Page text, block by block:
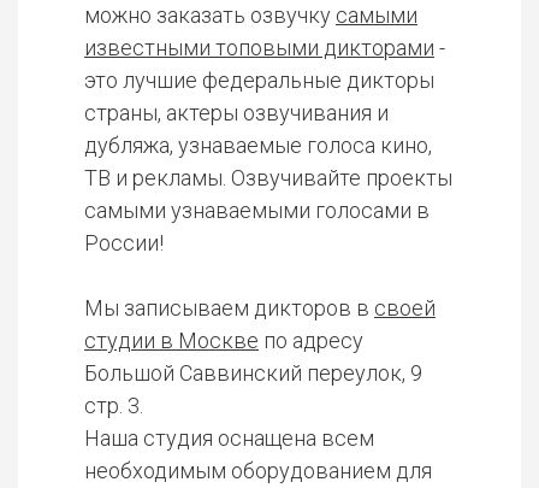
можно заказать озвучку самыми
известными топовыми дикторами -
это лучшие федеральные дикторы
страны, актеры озвучивания и
дубляжа, узнаваемые голоса кино,
ТВ и рекламы. Озвучивайте проекты
самыми узнаваемыми голосами в
России!
Мы записываем дикторов в своей
студии в Москве по адресу
Большой Саввинский переулок, 9
стр. 3.
Наша студия оснащена всем
необходимым оборудованием для